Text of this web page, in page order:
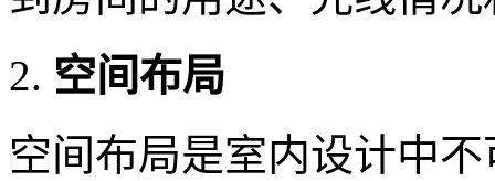
空间布局
空间布局是室内设计中